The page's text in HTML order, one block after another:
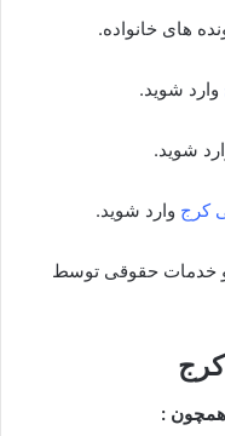
های خانواده.
وارد شوید.
شوید.
کرج وارد شوید.
خدمات حقوقی توسط
: